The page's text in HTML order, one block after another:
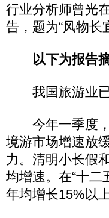
行业分析师曾光
告，题为“风物长
以下为报告
我国旅游业已
今年一季度，
境游市场增速放
力。清明小长假
均增速。在“十二
年均增长15%以上